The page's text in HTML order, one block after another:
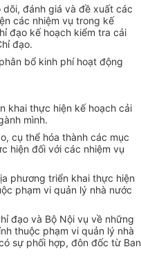
đánh giá và đề xuất các
các nhiệm vụ trong kế
đạo kế hoạch kiểm tra cải
đạo.
bổ kinh phí hoạt động
khai thực hiện kế hoạch cải
mình.
cụ thể hóa thành các mục
hiện đối với các nhiệm vụ
phương triển khai thực hiện
phạm vi quản lý nhà nước
đạo và Bộ Nội vụ về những
thuộc phạm vi quản lý nhà
sự phối hợp, đôn đốc từ Ban